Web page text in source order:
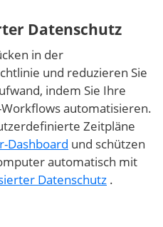
Datenschutz
in der
und reduzieren Sie
indem Sie Ihre
automatisieren.
Zeitpläne
Dashboard und schützen
automatisch mit
Datenschutz .